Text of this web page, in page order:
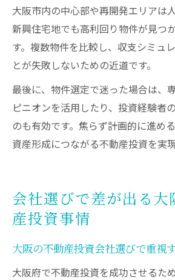
大阪市内の中心部や再開発エリアは
新興住宅地でも高利回り物件が見つ
す。複数物件を比較し、収支シミュ
とが失敗しないための近道です。
最後に、物件選定で迷った場合は、
ピニオンを活用したり、投資経験者
のも有効です。焦らず計画的に進め
資産形成につながる不動産投資を実現
会社選びで差が出る大
産投資事情
大阪の不動産投資会社選びで重視
大阪府で不動産投資を成功させるた